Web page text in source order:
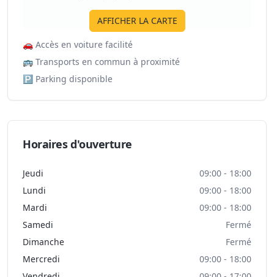
AFFICHER LA CARTE
🚗 Accès en voiture facilité
🚌 Transports en commun à proximité
🅿️ Parking disponible
Horaires d'ouverture
Jeudi
09:00 - 18:00
Lundi
09:00 - 18:00
Mardi
09:00 - 18:00
Samedi
Fermé
Dimanche
Fermé
Mercredi
09:00 - 18:00